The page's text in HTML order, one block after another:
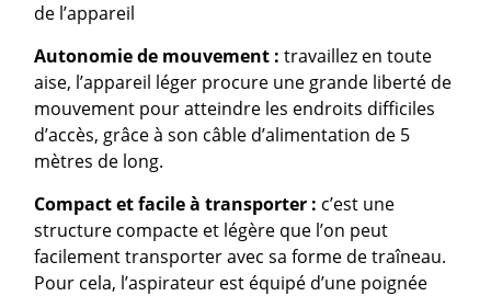
de l’appareil
Autonomie de mouvement :travaillez en toute
aise, l’appareil léger procure une grande liberté de
mouvement pour atteindre les endroits difficiles
d’accès, grâce à son câble d’alimentation de 5
mètres de long.
Compact et facile à transporter : c’est une
structure compacte et légère que l’on peut
facilement transporter avec sa forme de traîneau.
Pour cela, l’aspirateur est équipé d’une poignée